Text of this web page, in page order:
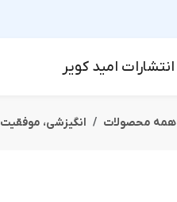
انتشارات امید کویر
همه محصولات انگیزشی،‌ موفقیت